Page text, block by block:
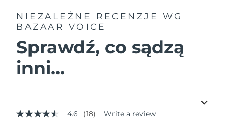
NIEZALEŻNE RECENZJE
WG
BAZAAR VOICE
Sprawdź, co sądzą
inni...
4.6
4.6 (18) Write a review